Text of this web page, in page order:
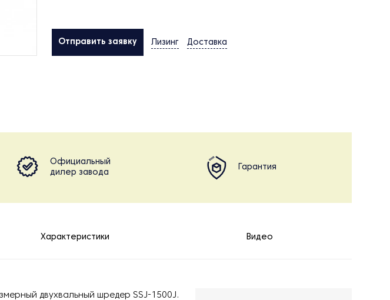
Отправить заявку Лизинг Доставка
Официальный
дилер завода
Гарантия
Характеристики Видео
двухвальный шредер SSJ-1500J.